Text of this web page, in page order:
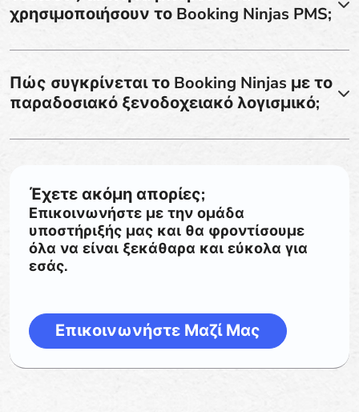
χρησιμοποιήσουν το Booking Ninjas PMS;
Πώς συγκρίνεται το Booking Ninjas με το
παραδοσιακό ξενοδοχειακό λογισμικό;
Έχετε ακόμη απορίες;
Επικοινωνήστε με την ομάδα
υποστήριξής μας και θα φροντίσουμε
όλα να είναι ξεκάθαρα και εύκολα για
εσάς.
Επικοινωνήστε Μαζί Μας